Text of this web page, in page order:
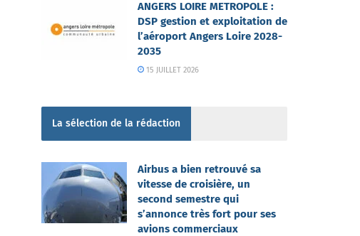
ANGERS LOIRE METROPOLE :
DSP gestion et exploitation de
l’aéroport Angers Loire 2028-
2035
15 JUILLET 2026
La sélection de la rédaction
Airbus a bien retrouvé sa
vitesse de croisière, un
second semestre qui
s’annonce très fort pour ses
avions commerciaux